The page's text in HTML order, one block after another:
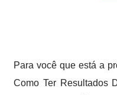
Para você que está a
Como Ter Resultados